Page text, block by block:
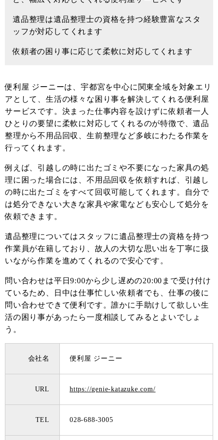
遺品整理は遺品整理士の資格を持つ経験豊富なスタ
ッフが対応してくれます
依頼者の困り事に応じて柔軟に対応してくれます
便利屋 ジーニーは、宇都宮を中心に関東全域を対象エリ
アとして、生活の様々な困り事を解決してくれる便利屋
サービスです。決まった仕事内容を設けずに依頼者一人
ひとりの要望に柔軟に対応してくれるのが特徴で、遺品
整理から不用品回収、生前整理など多岐にわたる作業を
行ってくれます。
例えば、引越しの時に出たゴミや不要になった家具の処
理に困った場合には、不用品回収を依頼すれば、引越し
の時に出たゴミをすべて回収可能してくれます。自分で
は処分できない大きな家具や家電なども安心して処分を
依頼できます。
遺品整理についてはスタッフに遺品整理士の資格を持つ
作業員が在籍しており、故人の大切な思い出を丁寧に扱
いながら作業を進めてくれるので安心です。
問い合わせは平日9:00から少し遅めの20:00まで受け付け
ているため、日中は仕事忙しい依頼者でも、仕事の後に
問い合わせできて便利です。誰かに手助けして欲しい生
活の困り事があったら一度相談してみるとよいでしょ
う。
会社名 便利屋 ジーニー
URL https://genie-katazuke.com/
TEL 028-688-3005